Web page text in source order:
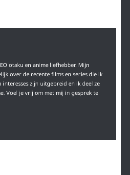
otaku en anime liefhebber. Mijn
over de recente films en series die ik
interesses zijn uitgebreid en ik deel ze
Voel je vrij om met mij in gesprek te